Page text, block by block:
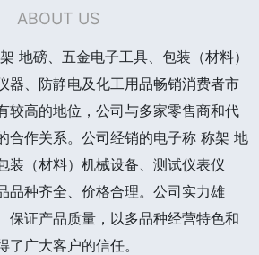
ABOUT US
地磅、五金电子工具、包装（材料）
器、防静电及化工用品畅销消费者市
较高的地位，公司与多家零售商和代
合作关系。公司经销的电子称 称架 地
装（材料）机械设备、测试仪表仪
品种齐全、价格合理。公司实力雄
保证产品质量，以多品种经营特色和
广大客户的信任。